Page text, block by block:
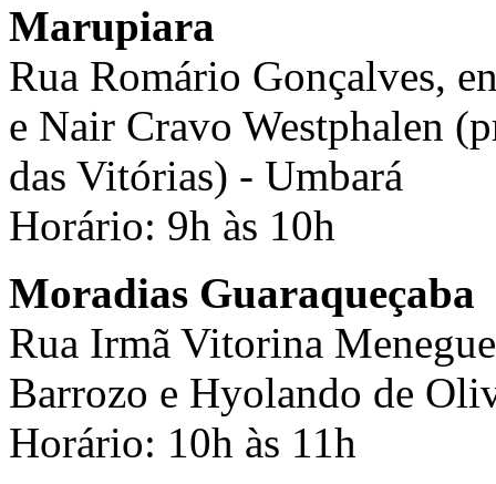
Marupiara
Rua Romário Gonçalves,
e Nair Cravo Westphalen
das Vitórias) - Umbará
Horário: 9h às 10h
Moradias Guaraqueçaba
Rua Irmã Vitorina
Barrozo e Hyolando de
Horário: 10h às 11h